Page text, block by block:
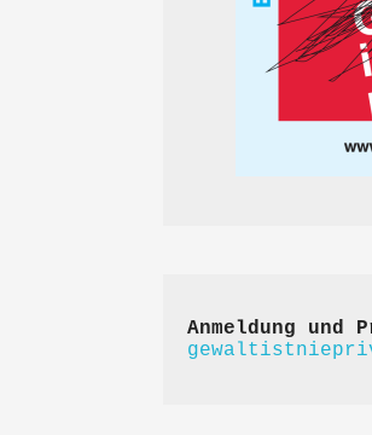
Anmeldung und